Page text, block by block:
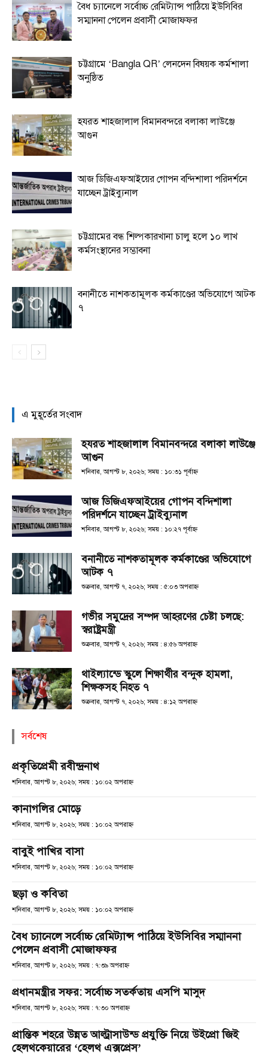
বৈধ চ্যানেলে সর্বোচ্চ রেমিট্যান্স পাঠিয়ে ইউসিবির
সম্মাননা পেলেন প্রবাসী মোজাফফর
চট্টগ্রামে ‘Bangla QR’ লেনদেন বিষয়ক কর্মশালা
অনুষ্ঠিত
হযরত শাহজালাল বিমানবন্দরে বলাকা লাউঞ্জে
আগুন
আজ ডিজিএফআইয়ের গোপন বন্দিশালা পরিদর্শনে
যাচ্ছেন ট্রাইব্যুনাল
চট্টগ্রামের বন্ধ শিল্পকারখানা চালু হলে ১০ লাখ
কর্মসংস্থানের সম্ভাবনা
বনানীতে নাশকতামূলক কর্মকাণ্ডের অভিযোগে আটক
৭
এ মুহূর্তের সংবাদ
হযরত শাহজালাল বিমানবন্দরে বলাকা লাউঞ্জে
আগুন
শনিবার, আগস্ট ৮, ২০২৬; সময় : ১০:৩১ পূর্বাহ্ণ
আজ ডিজিএফআইয়ের গোপন বন্দিশালা
পরিদর্শনে যাচ্ছেন ট্রাইব্যুনাল
শনিবার, আগস্ট ৮, ২০২৬; সময় : ১০:২৭ পূর্বাহ্ণ
বনানীতে নাশকতামূলক কর্মকাণ্ডের অভিযোগে
আটক ৭
শুক্রবার, আগস্ট ৭, ২০২৬; সময় : ৫:০৩ অপরাহ্ণ
গভীর সমুদ্রের সম্পদ আহরণের চেষ্টা চলছে:
স্বরাষ্ট্রমন্ত্রী
শুক্রবার, আগস্ট ৭, ২০২৬; সময় : ৪:৫৬ অপরাহ্ণ
থাইল্যান্ডে স্কুলে শিক্ষার্থীর বন্দুক হামলা,
শিক্ষকসহ নিহত ৭
শুক্রবার, আগস্ট ৭, ২০২৬; সময় : ৪:১২ অপরাহ্ণ
সর্বশেষ
প্রকৃতিপ্রেমী রবীন্দ্রনাথ
শনিবার, আগস্ট ৮, ২০২৬; সময় : ১০:০২ অপরাহ্ণ
কানাগলির মোড়ে
শনিবার, আগস্ট ৮, ২০২৬; সময় : ১০:০২ অপরাহ্ণ
বাবুই পাখির বাসা
শনিবার, আগস্ট ৮, ২০২৬; সময় : ১০:০২ অপরাহ্ণ
ছড়া ও কবিতা
শনিবার, আগস্ট ৮, ২০২৬; সময় : ১০:০২ অপরাহ্ণ
বৈধ চ্যানেলে সর্বোচ্চ রেমিট্যান্স পাঠিয়ে ইউসিবির সম্মাননা
পেলেন প্রবাসী মোজাফফর
শনিবার, আগস্ট ৮, ২০২৬; সময় : ৭:৩৯ অপরাহ্ণ
প্রধানমন্ত্রীর সফর: সর্বোচ্চ সতর্কতায় এসপি মাসুদ
শনিবার, আগস্ট ৮, ২০২৬; সময় : ৭:৩০ অপরাহ্ণ
প্রান্তিক শহরে উন্নত আল্ট্রাসাউন্ড প্রযুক্তি নিয়ে উইপ্রো জিই
হেলথকেয়ারের ‘হেলথ এক্সপ্রেস’